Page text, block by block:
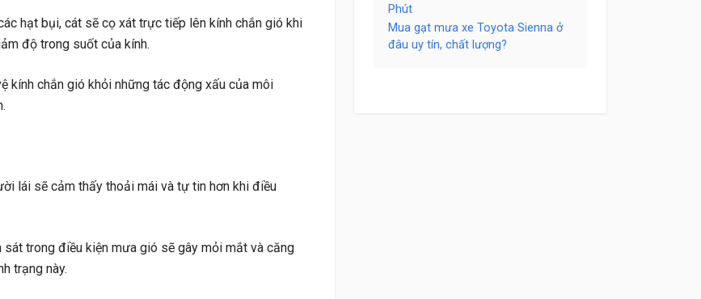
Phút
Mua gạt mưa xe Toyota Sienna ở
đâu uy tín, chất lượng?
hạt bụi, cát sẽ cọ xát trực tiếp lên kính chắn gió khi
độ trong suốt của kính.
kính chắn gió khỏi những tác động xấu của môi
lái sẽ cảm thấy thoải mái và tự tin hơn khi điều
trong điều kiện mưa gió sẽ gây mỏi mắt và căng
trạng này.